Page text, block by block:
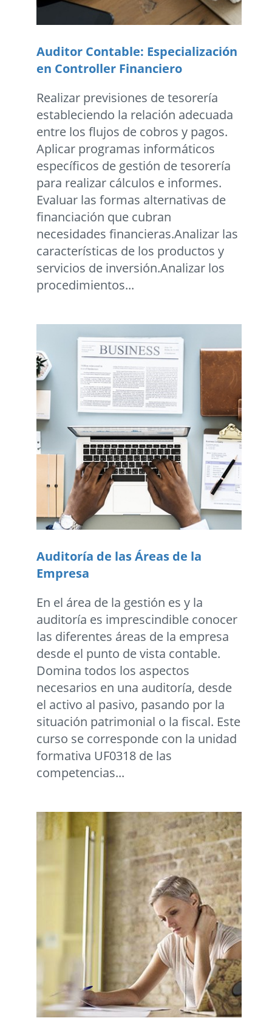
Auditor Contable: Especialización
en Controller Financiero
Realizar previsiones de tesorería
estableciendo la relación adecuada
entre los flujos de cobros y pagos.
Aplicar programas informáticos
específicos de gestión de tesorería
para realizar cálculos e informes.
Evaluar las formas alternativas de
financiación que cubran
necesidades financieras.Analizar las
características de los productos y
servicios de inversión.Analizar los
procedimientos...
Auditoría de las Áreas de la
Empresa
En el área de la gestión es y la
auditoría es imprescindible conocer
las diferentes áreas de la empresa
desde el punto de vista contable.
Domina todos los aspectos
necesarios en una auditoría, desde
el activo al pasivo, pasando por la
situación patrimonial o la fiscal. Este
curso se corresponde con la unidad
formativa UF0318 de las
competencias...